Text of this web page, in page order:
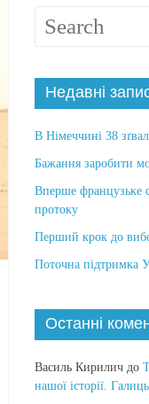
Недавні
В Німеччині 38
Бажання заробити
Вперше французьке
протоку
Перший крок до
Поточна підтримка
Останні
Василь Кирилич до
нашої історії.